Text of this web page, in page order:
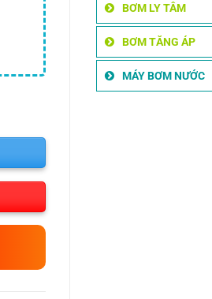
BƠM LY TÂM
BƠM TĂNG ÁP
MÁY BƠM NƯỚC